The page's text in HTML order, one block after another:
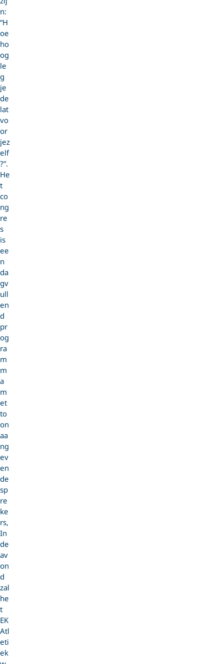
n:
“H
oe
ho
og
le
g
je
de
lat
vo
or
jez
elf
?”.
He
t
co
ng
re
s
is
ee
n
da
gv
ull
en
d
pr
og
ra
m
m
a
m
et
to
on
aa
ng
ev
en
de
sp
re
ke
rs,
In
de
av
on
d
zal
he
t
EK
Atl
eti
ek